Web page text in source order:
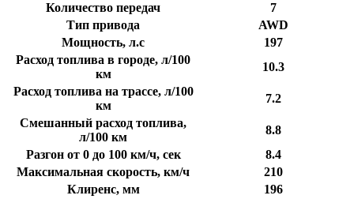
Количество передач
7
Тип привода
AWD
Мощность, л.с
197
Расход топлива в городе, л/100
км
10.3
Расход топлива на трассе, л/100
км
7.2
Смешанный расход топлива,
л/100 км
8.8
Разгон от 0 до 100 км/ч, сек
8.4
Максимальная скорость, км/ч
210
Клиренс, мм
196